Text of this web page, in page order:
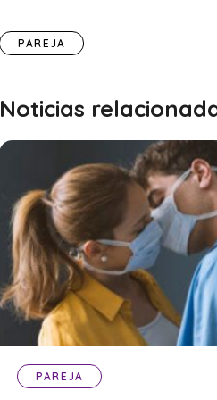
PAREJA
Noticias
PAREJA